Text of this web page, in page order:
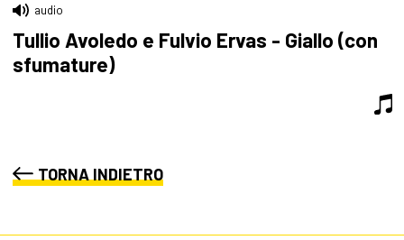
audio
Tullio Avoledo e Fulvio Ervas - Giallo (con
sfumature)
TORNA INDIETRO